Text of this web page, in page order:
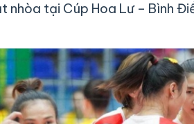
nhòa tại Cúp Hoa Lư – Bình